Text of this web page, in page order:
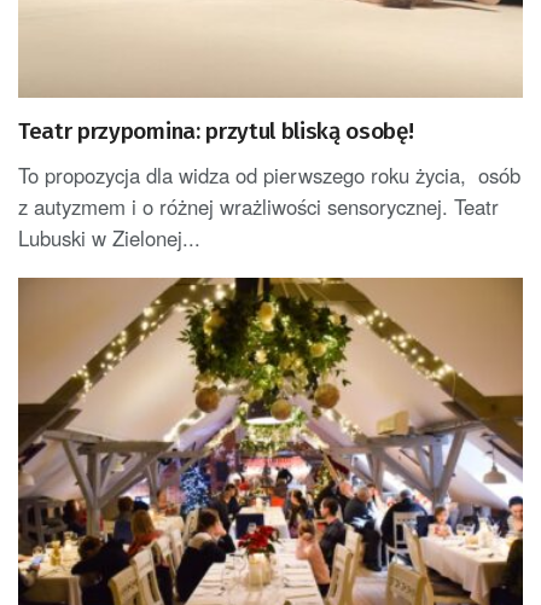
Teatr przypomina: przytul bliską osobę!
To propozycja dla widza od pierwszego roku życia, osób
z autyzmem i o różnej wrażliwości sensorycznej. Teatr
Lubuski w Zielonej...